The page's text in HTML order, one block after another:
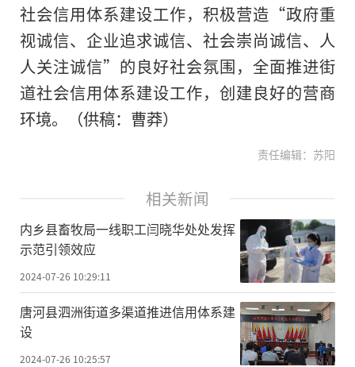
社会信用体系建设工作，积极营造“政府重
视诚信、企业追求诚信、社会崇尚诚信、人
人关注诚信”的良好社会氛围，全面推进街
道社会信用体系建设工作，创建良好的营商
环境。（供稿：曹莽）
责任编辑：苏阳
相关新闻
内乡县畜牧局一线职工闫晓华处处发挥
示范引领效应
2024-07-26 10:29:11
唐河县泗洲街道多渠道推进信用体系建
设
2024-07-26 10:25:57